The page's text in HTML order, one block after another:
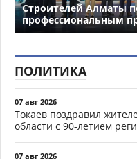
Строителей Алматы
профессиональным
ПОЛИТИКА
07 авг 2026
Токаев поздравил
области с 90-летием
07 авг 2026